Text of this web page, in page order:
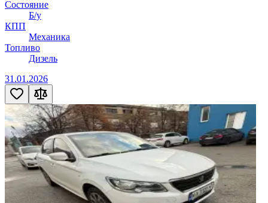
Состояние
Б/у
КПП
Механика
Топливо
Дизель
31.01.2026